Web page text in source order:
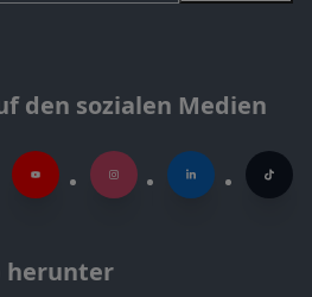
den sozialen Medien
herunter